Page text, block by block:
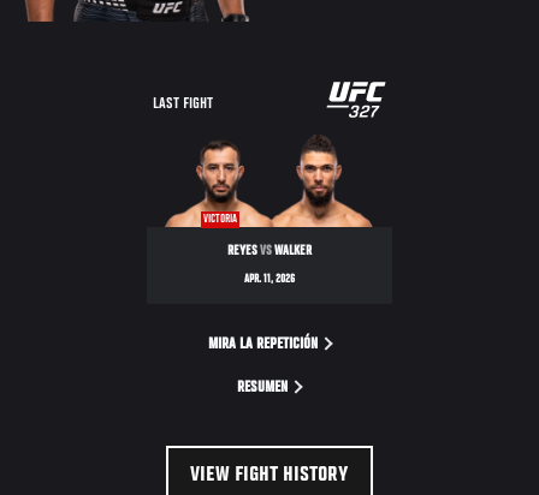
LAST FIGHT
VICTORIA
REYESVSWALKER
APR. 11, 2026
MIRA LA REPETICIÓN
RESUMEN
VIEW FIGHT HISTORY